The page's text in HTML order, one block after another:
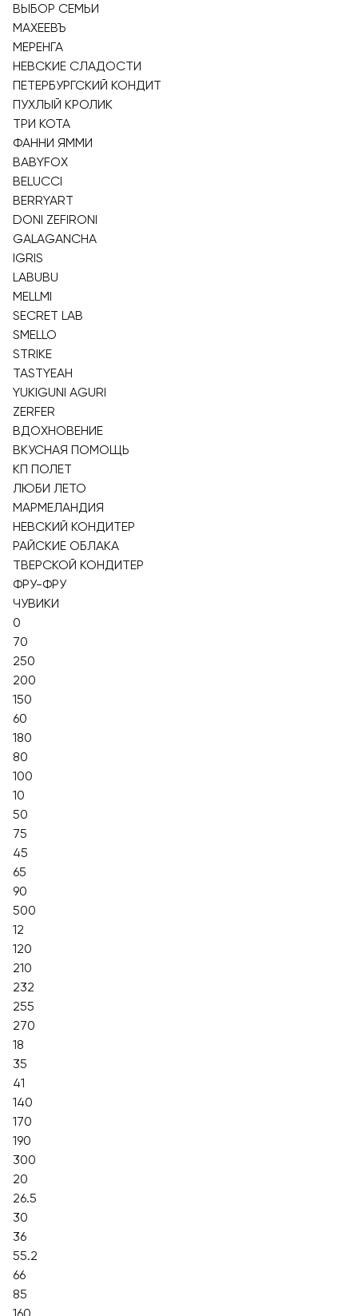
ВЫБОР СЕМЬИ
МАХЕЕВЪ
МЕРЕНГА
НЕВСКИЕ СЛАДОСТИ
ПЕТЕРБУРГСКИЙ КОНДИТ
ПУХЛЫЙ КРОЛИК
ТРИ КОТА
ФАННИ ЯММИ
BABYFOX
BELUCCI
BERRYART
DONI ZEFIRONI
GALAGANCHA
IGRIS
LABUBU
MELLMI
SECRET LAB
SMELLO
STRIKE
TASTYEAH
YUKIGUNI AGURI
ZERFER
ВДОХНОВЕНИЕ
ВКУСНАЯ ПОМОЩЬ
КП ПОЛЕТ
ЛЮБИ ЛЕТО
МАРМЕЛАНДИЯ
НЕВСКИЙ КОНДИТЕР
РАЙСКИЕ ОБЛАКА
ТВЕРСКОЙ КОНДИТЕР
ФРУ-ФРУ
ЧУВИКИ
0
70
250
200
150
60
180
80
100
10
50
75
45
65
90
500
12
120
210
232
255
270
18
35
41
140
170
190
300
20
26.5
30
36
55.2
66
85